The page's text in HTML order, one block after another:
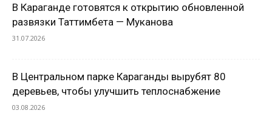
В Караганде готовятся к открытию обновленной
развязки Таттимбета — Муканова
31.07.2026
В Центральном парке Караганды вырубят 80
деревьев, чтобы улучшить теплоснабжение
03.08.2026